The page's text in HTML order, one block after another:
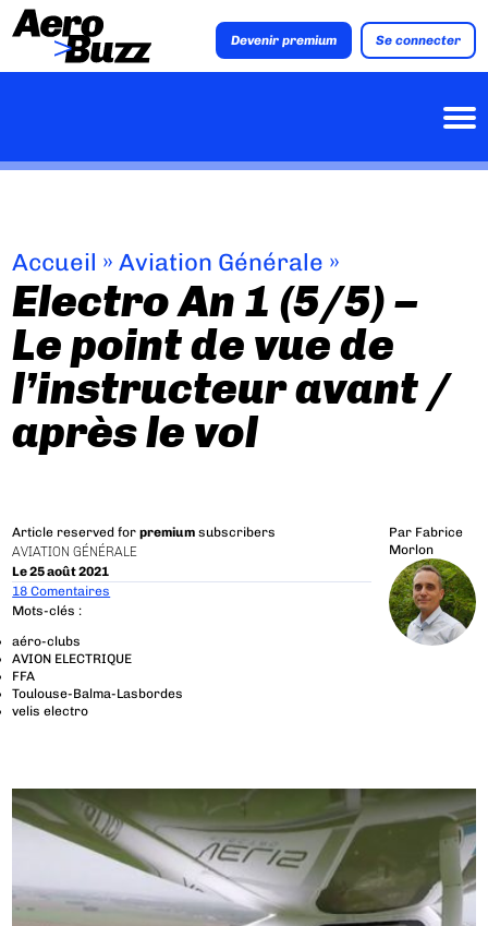
Devenir premium Se connecter
Accueil »Aviation Générale »
Electro An 1 (5/5) –
Le point de vue de
l’instructeur avant /
après le vol
Article reserved forpremium subscribers
AVIATION GÉNÉRALE
Le 25 août 2021
Par Fabrice
Morlon
18 Comentaires
Mots-clés :
aéro-clubs
AVION ELECTRIQUE
FFA
Toulouse-Balma-Lasbordes
velis electro